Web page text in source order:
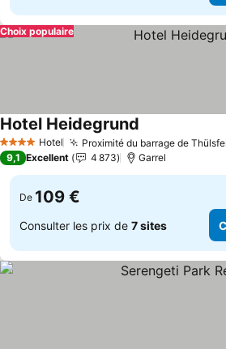
Choix populaire
4 Étoiles Hotel Proximité du barrage de
Hotel Heidegrund
9,1 Excellent 4 873 Garrel
De 109 €
Consulter les prix de 7 sites